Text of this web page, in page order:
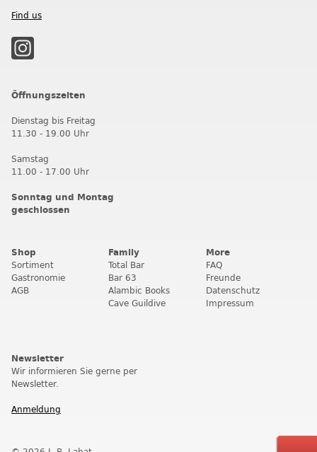
Find us
Öffnungszeiten
Dienstag bis Freitag
11.30 - 19.00 Uhr
Samstag
11.00 - 17.00 Uhr
Sonntag und Montag
geschlossen
Shop
Sortiment
Gastronomie
AGB
Family
Total Bar
Bar 63
Alambic Books
Cave Guildive
More
FAQ
Freunde
Datenschutz
Impressum
Newsletter
Wir informieren Sie gerne per
Newsletter.
Anmeldung